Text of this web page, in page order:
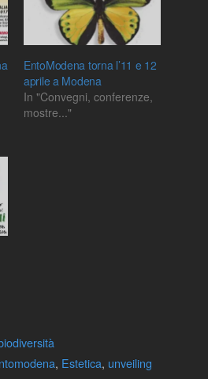
EntoModena torna l’11 e 12
aprile a Modena
In "Convegni, conferenze,
mostre..."
, Estetica, unveiling